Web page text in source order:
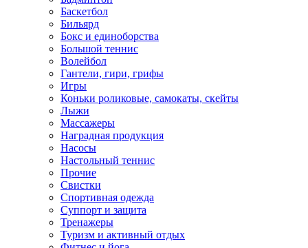
Баскетбол
Бильярд
Бокс и единоборства
Большой теннис
Волейбол
Гантели, гири, грифы
Игры
Коньки роликовые, самокаты, скейты
Лыжи
Массажеры
Наградная продукция
Насосы
Настольный теннис
Прочие
Свистки
Спортивная одежда
Суппорт и защита
Тренажеры
Туризм и активный отдых